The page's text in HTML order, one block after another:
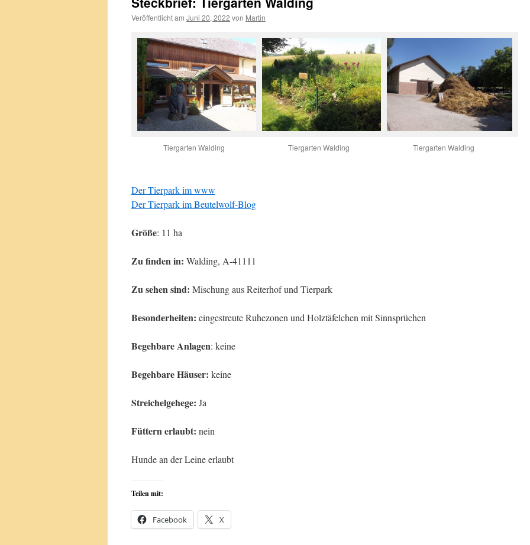
Veröffentlicht am Juni 20, 2022 von Martin
Tiergarten Walding Tiergarten Walding Tiergarten Walding
Der Tierpark im www
Der Tierpark im Beutelwolf-Blog
Größe: 11 ha
Zu finden in: Walding, A-41111
Zu sehen sind: Mischung aus Reiterhof und Tierpark
Besonderheiten: eingestreute Ruhezonen und Holztäfelchen mit Sinnsprüchen
Begehbare Anlagen: keine
Begehbare Häuser: keine
Streichelgehege: Ja
Füttern erlaubt: nein
Hunde an der Leine erlaubt
Teilen mit:
Facebook X